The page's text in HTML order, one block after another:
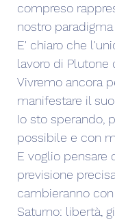
compreso
nostro
E' chiaro che
lavoro di Plutone
Vivremo ancora
manifestare il
Io sto sperando,
possibile e con
E voglio pensare
previsione
cambieranno
Saturno: libertà,